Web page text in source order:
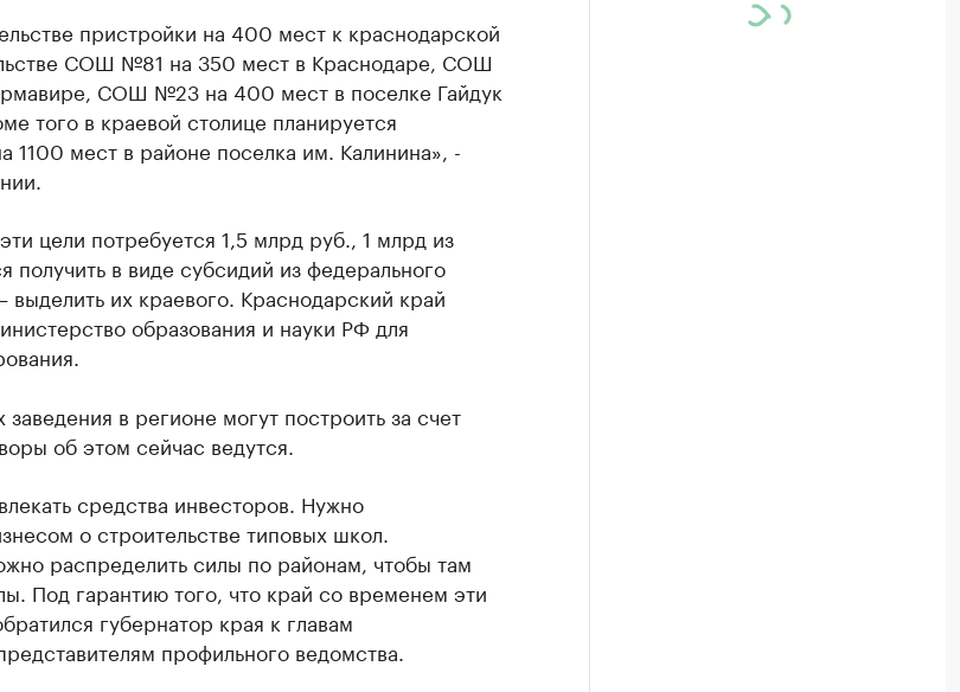
пристройки на 400 мест к краснодарской
СОШ №81 на 350 мест в Краснодаре, СОШ
СОШ №23 на 400 мест в поселке Гайдук
того в краевой столице планируется
1100 мест в районе поселка им. Калинина», -
цели потребуется 1,5 млрд руб., 1 млрд из
получить в виде субсидий из федерального
их краевого. Краснодарский край
образования и науки РФ для
в регионе могут построить за счет
об этом сейчас ведутся.
средства инвесторов. Нужно
о строительстве типовых школ.
распределить силы по районам, чтобы там
Под гарантию того, что край со временем эти
губернатор края к главам
профильного ведомства.